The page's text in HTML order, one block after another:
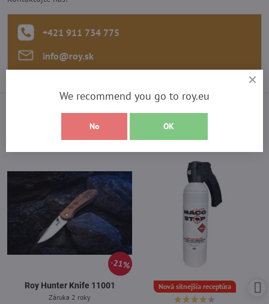
+421 911 734 775
info​@roy​.sk
Vyberte si z najpredávanejších
21%
Roy Hunter Knife 11001
Záruka 2 roky
Nová silnejšia receptúra
We recommend you go to roy.eu
No OK